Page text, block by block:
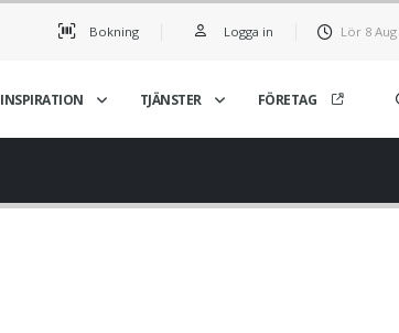
Bokning Logga in Lör 8 Aug
INSPIRATION TJÄNSTER FÖRETAG